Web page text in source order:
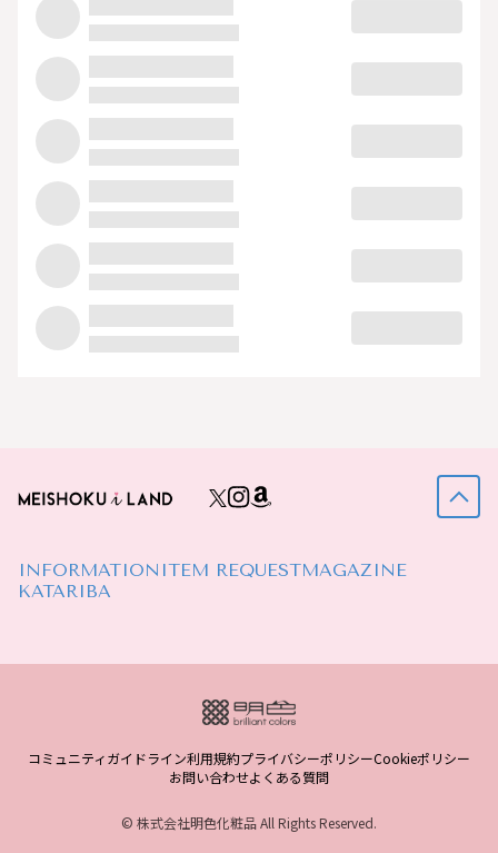
INFORMATION ITEM REQUESTMAGAZINE
KATARIBA
コミュニティガイドライン利用規約プライバシーポリシーCookieポリシー
お問い合わせよくある質問
© 株式会社明色化粧品 All Rights Reserved.